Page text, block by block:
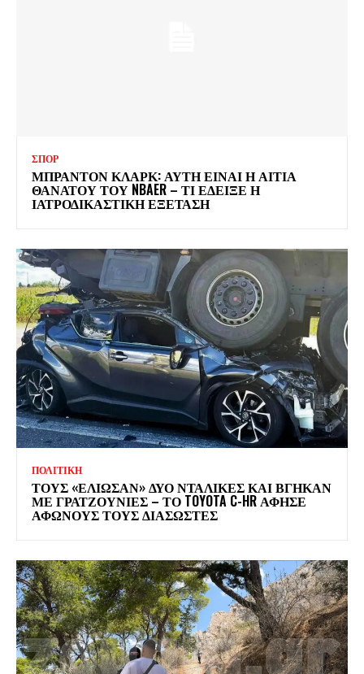
ΣΠΟΡ
ΜΠΡΑΝΤΟΝ ΚΛΑΡΚ: ΑΥΤΗ ΕΙΝΑΙ Η ΑΙΤΙΑ
ΘΑΝΑΤΟΥ ΤΟΥ NBAER – ΤΙ ΕΔΕΙΞΕ Η
ΙΑΤΡΟΔΙΚΑΣΤΙΚΗ ΕΞΕΤΑΣΗ
ΠΟΛΙΤΙΚΗ
ΤΟΥΣ «ΕΛΙΩΣΑΝ» ΔΥΟ ΝΤΑΛΙΚΕΣ ΚΑΙ ΒΓΗΚΑΝ
ΜΕ ΓΡΑΤΖΟΥΝΙΕΣ – ΤΟ TOYOTA C-HR ΑΦΗΣΕ
ΑΦΩΝΟΥΣ ΤΟΥΣ ΔΙΑΣΩΣΤΕΣ